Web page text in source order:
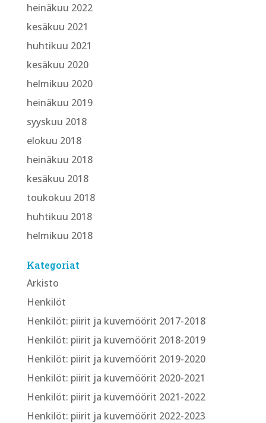
heinäkuu 2022
kesäkuu 2021
huhtikuu 2021
kesäkuu 2020
helmikuu 2020
heinäkuu 2019
syyskuu 2018
elokuu 2018
heinäkuu 2018
kesäkuu 2018
toukokuu 2018
huhtikuu 2018
helmikuu 2018
Kategoriat
Arkisto
Henkilöt
Henkilöt: piirit ja kuvernöörit 2017-2018
Henkilöt: piirit ja kuvernöörit 2018-2019
Henkilöt: piirit ja kuvernöörit 2019-2020
Henkilöt: piirit ja kuvernöörit 2020-2021
Henkilöt: piirit ja kuvernöörit 2021-2022
Henkilöt: piirit ja kuvernöörit 2022-2023